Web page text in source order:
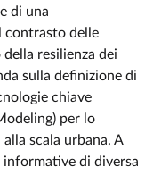
di una
contrasto delle
resilienza dei
sulla definizione di
chiave
per lo
scala urbana. A
informative di diversa